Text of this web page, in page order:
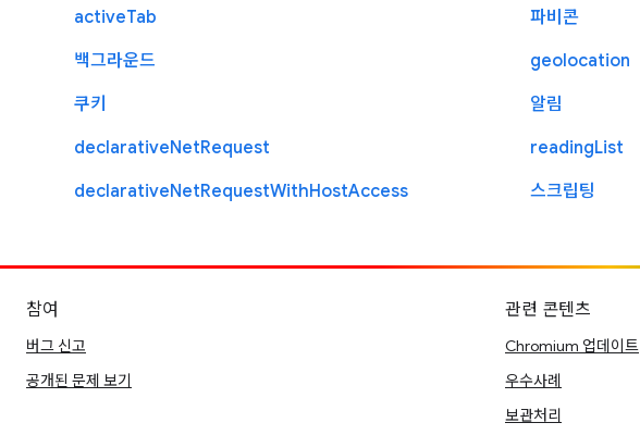
activeTab
백그라운드
쿠키
declarativeNetRequest
declarativeNetRequestWithHostAccess
파비콘
geolocation
알림
readingList
스크립팅
참여
버그 신고
공개된 문제 보기
관련 콘텐츠
Chromium 업데이트
우수사례
보관처리